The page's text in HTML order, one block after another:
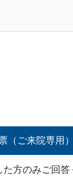
（ご来院専用）
方のみご回